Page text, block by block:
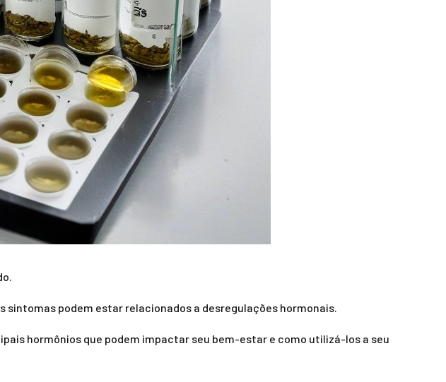
sintomas podem estar relacionados a desregulações hormonais.
hormônios que podem impactar seu bem-estar e como utilizá-los a seu